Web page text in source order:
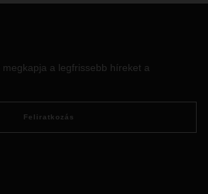
a legfrissebb híreket a
Feliratkozás